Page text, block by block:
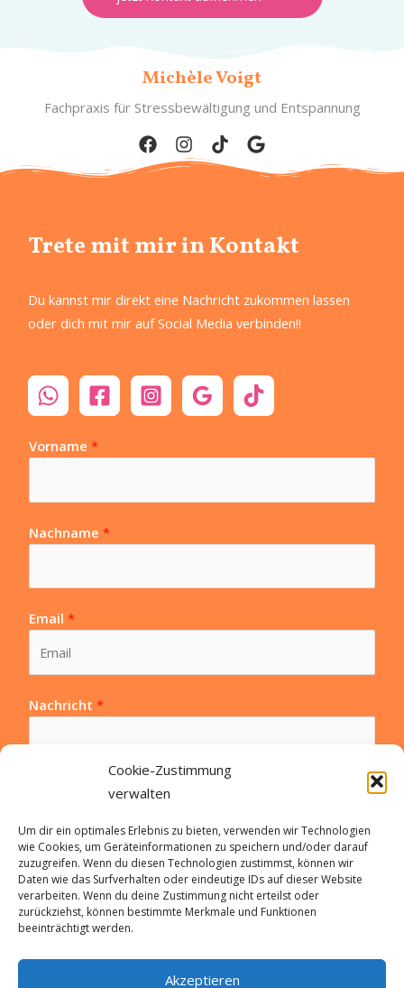
Cookie-Zustimmung
verwalten
Um dir ein optimales Erlebnis zu bieten, verwenden wir Technologien
wie Cookies, um Geräteinformationen zu speichern und/oder darauf
zuzugreifen. Wenn du diesen Technologien zustimmst, können wir
Daten wie das Surfverhalten oder eindeutige IDs auf dieser Website
verarbeiten. Wenn du deine Zustimmung nicht erteilst oder
zurückziehst, können bestimmte Merkmale und Funktionen
beeinträchtigt werden.
Akzeptieren
Michèle Voigt
Fachpraxis für Stressbewältigung und Entspannung
Trete mit mir in Kontakt
Du kannst mir direkt eine Nachricht zukommen lassen
oder dich mit mir auf Social Media verbinden!!
Vorname*
Nachname*
Email*
Nachricht*
Datenschutz*
Ja, Ich habe die Datenschutzerklärung gelesen (*)
Nachricht senden
A